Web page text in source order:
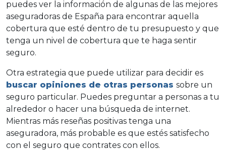
puedes ver la información de algunas de las mejores
aseguradoras de España para encontrar aquella
cobertura que esté dentro de tu presupuesto y que
tenga un nivel de cobertura que te haga sentir
seguro.
Otra estrategia que puede utilizar para decidir es
buscar opiniones de otras personas sobre un
seguro particular. Puedes preguntar a personas a tu
alrededor o hacer una búsqueda de internet.
Mientras más reseñas positivas tenga una
aseguradora, más probable es que estés satisfecho
con el seguro que contrates con ellos.